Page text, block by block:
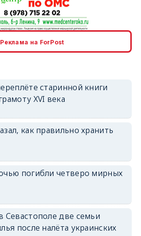
erid: 2SDnjcrDNw6
erid: 2SDnjdvhGXG
Реклама на ForPost
старинной книги
XVI века
как правильно хранить
погибли четверо мирных
Севастополе две семьи
после налёта украинских